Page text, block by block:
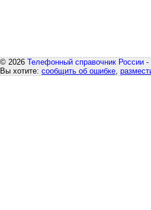
© 2026 Телефонный справочник России
Вы хотите: сообщить об ошибке,